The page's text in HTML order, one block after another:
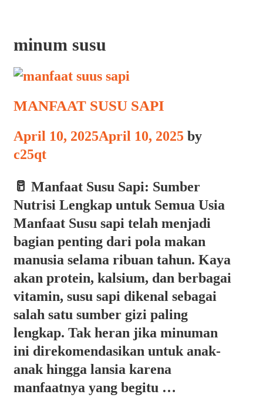
minum susu
MANFAAT SUSU SAPI
April 10, 2025April 10, 2025 by
c25qt
🥛 Manfaat Susu Sapi: Sumber
Nutrisi Lengkap untuk Semua Usia
Manfaat Susu sapi telah menjadi
bagian penting dari pola makan
manusia selama ribuan tahun. Kaya
akan protein, kalsium, dan berbagai
vitamin, susu sapi dikenal sebagai
salah satu sumber gizi paling
lengkap. Tak heran jika minuman
ini direkomendasikan untuk anak-
anak hingga lansia karena
manfaatnya yang begitu …